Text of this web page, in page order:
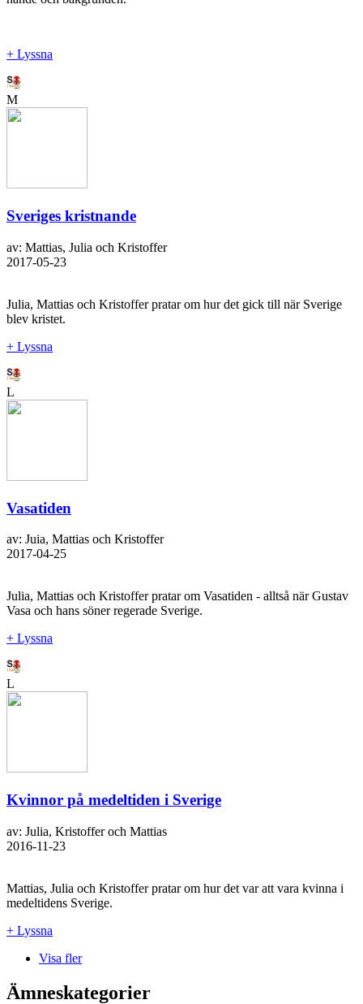
+ Lyssna
M
Sveriges kristnande
av: Mattias, Julia och Kristoffer
2017-05-23
Julia, Mattias och Kristoffer pratar om hur det gick till när Sverige
blev kristet.
+ Lyssna
L
Vasatiden
av: Juia, Mattias och Kristoffer
2017-04-25
Julia, Mattias och Kristoffer pratar om Vasatiden - alltså när Gustav
Vasa och hans söner regerade Sverige.
+ Lyssna
L
Kvinnor på medeltiden i Sverige
av: Julia, Kristoffer och Mattias
2016-11-23
Mattias, Julia och Kristoffer pratar om hur det var att vara kvinna i
medeltidens Sverige.
+ Lyssna
Visa fler
Ämneskategorier